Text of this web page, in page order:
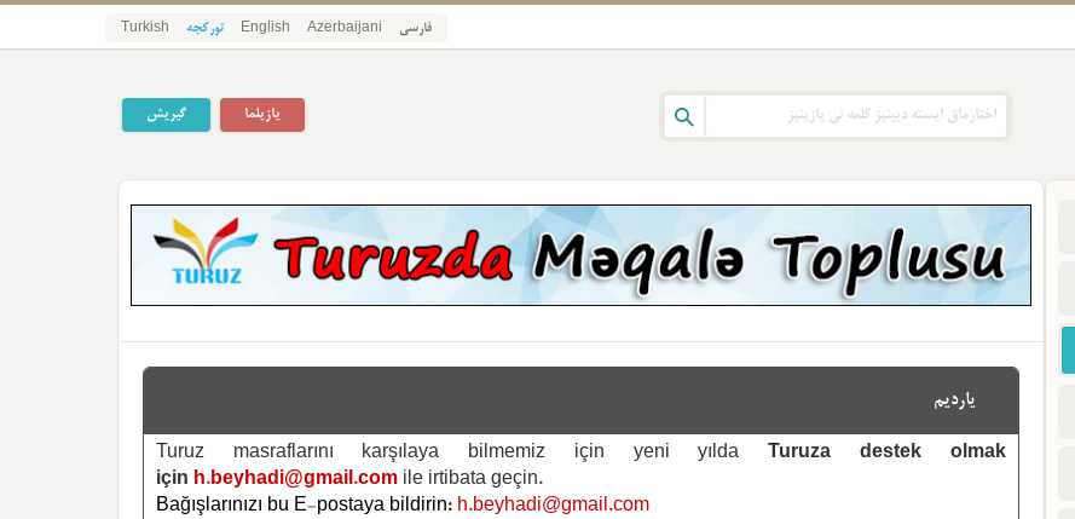
فارسی Azerbaijani
English تورکجه Turkish
گیریش یازیلما
یاردیم
Turuz masraflarını karşılaya bilmemiz için yeni yılda
Turuza destek olmak
için h.beyhadi@gmail.com ile irtibata geçin.
Bağışlarınızı bu E-postaya bildirin: h.beyhadi@gmail.com